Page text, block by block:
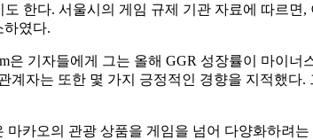
한다. 서울시의 게임 규제 기관 자료에 따르면
하였다.
은 기자들에게 그는 올해 GGR 성장률이 마이
계자는 또한 몇 가지 긍정적인 경향을 지적했
카오의 관광 상품을 게임을 넘어 다양화하려